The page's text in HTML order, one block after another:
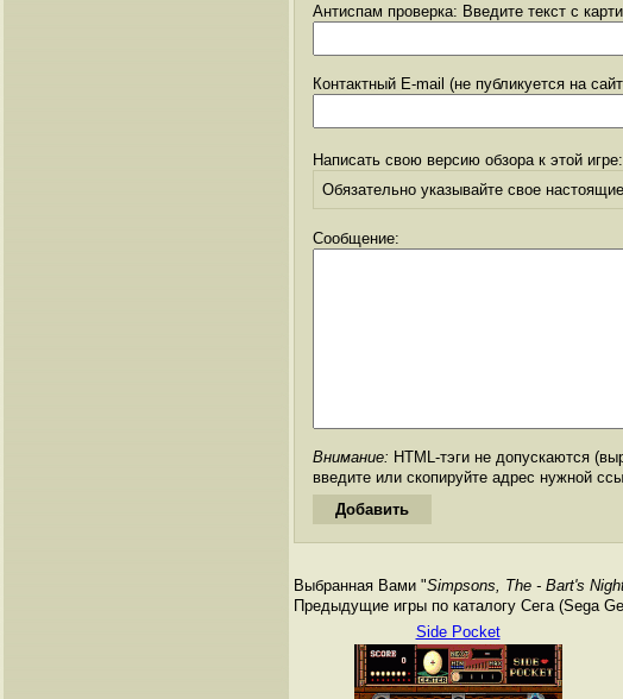
Антиспам проверка: Введите текст с
Контактный E-mail (не публикуется на
Написать свою версию обзора к этой игре:
Обязательно указывайте свое
Сообщение:
Внимание: HTML-тэги не допускаются
введите или скопируйте адрес нужной
Выбранная Вами "Simpsons, The - Bart's
Предыдущие игры по каталогу Сега (Sega
Side Pocket